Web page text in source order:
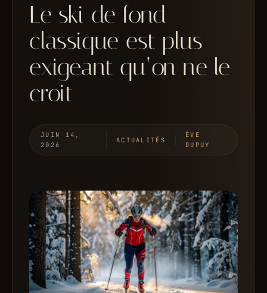
Le ski de fond
classique est plus
exigeant qu’on ne le
croit
JUIN 14,
2026
ACTUALITÉS
ÈVE
DUPUY